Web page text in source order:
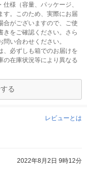
様（容量、パッケージ、
す。このため、実際にお届
合がございますので、ご使
きをご確認ください。さら
い合わせください。
、必ずしも箱でのお届けを
の在庫状況等により異なる
る
レビューとは
2022年8月2日 9時12分